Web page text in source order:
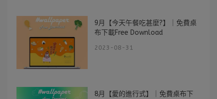
9月【今天午餐吃甚麼?】｜免費桌
布下載Free Download
2023-08-31
8月【愛的進行式】｜免費桌布下